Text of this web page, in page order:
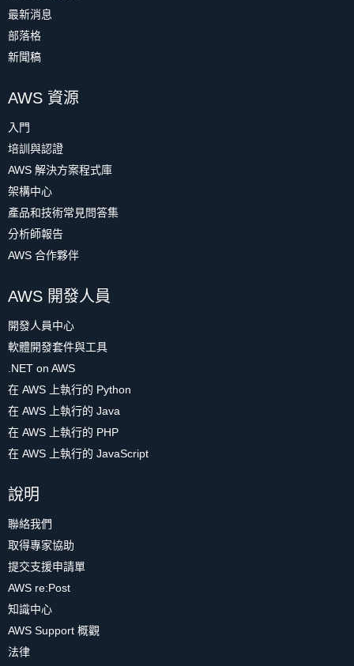
最新消息
部落格
新聞稿
AWS 資源
入門
培訓與認證
AWS 解決方案程式庫
架構中心
產品和技術常見問答集
分析師報告
AWS 合作夥伴
AWS 開發人員
開發人員中心
軟體開發套件與工具
.NET on AWS
在 AWS 上執行的 Python
在 AWS 上執行的 Java
在 AWS 上執行的 PHP
在 AWS 上執行的 JavaScript
說明
聯絡我們
取得專家協助
提交支援申請單
AWS re:Post
知識中心
AWS Support 概觀
法律